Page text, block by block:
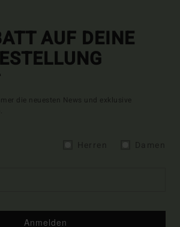
AUF DEINE
die neuesten News und exklusive
Anmelden